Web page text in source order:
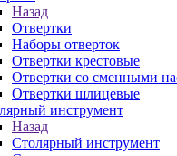
Назад
Отвертки
Наборы отверток
Отвертки крестовые
Отвертки со сменными
Отвертки шлицевые
инструмент
Назад
Столярный инструмент